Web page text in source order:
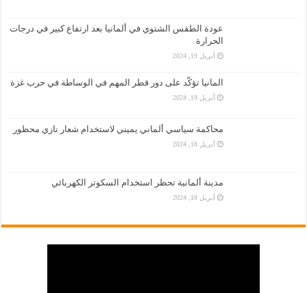
عودة الطقس الشتوي في ألمانيا بعد ارتفاع كبير في درجات
الحرارة
أبريل 19, 2024
المانيا تؤكّد على دور قطر المهم في الوساطة في حرب غزة
أبريل 19, 2024
محاكمة سياسي ألماني يميني لاستخدام شعار نازي محظور
أبريل 18, 2024
مدينة ألمانية تحظر استخدام السكوتر الكهربائي
أبريل 18, 2024